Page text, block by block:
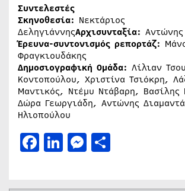
Συντελεστές
Σκηνοθεσία: Νεκτάριος
ΔεληγιάννηςΑρχισυνταξία:
Έρευνα-συντονισμός ρεπορτάζ:
Φραγκιουδάκης
Δημοσιογραφική Ομάδα: Λίλιαν
Κοντοπούλου, Χριστίνα Τσιόκρη,
Μαντικός, Ντέμυ Ντάβαρη, Βασίλης
Δώρα Γεωργιάδη, Αντώνης
Ηλιοπούλου
Facebook
LinkedIn
Messenger